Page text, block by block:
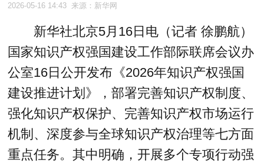
2026-05-16 14:43 来源：新华网
新华社北京5月16日电（记者 徐鹏航）
国家知识产权强国建设工作部际联席会议办
公室16日公开发布《2026年知识产权强国
建设推进计划》，部署完善知识产权制度、
强化知识产权保护、完善知识产权市场运行
机制、深度参与全球知识产权治理等七方面
重点任务。其中明确，开展多个专项行动强